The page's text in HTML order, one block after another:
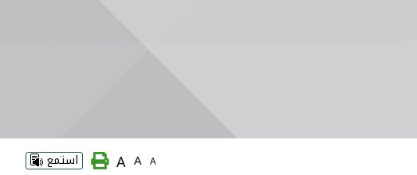
A
A
A استمع